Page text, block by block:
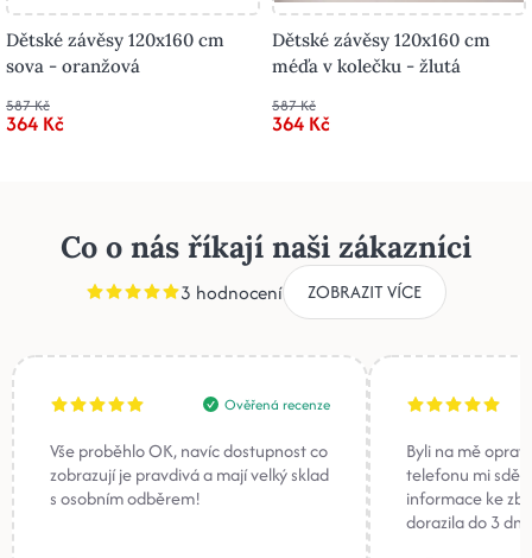
Dětské závěsy 120x160 cm
sova - oranžová
587 Kč
364 Kč
Dětské závěsy 120x160 cm
méďa v kolečku - žlutá
587 Kč
364 Kč
Co o nás říkají naši zákazníci
3 hodnocení ZOBRAZIT VÍCE
Ověřená recenze
Vše proběhlo OK, navíc dostupnost co
zobrazují je pravdivá a mají velký sklad
s osobním odběrem!
Byli na mě
telefonu mi
informace ke
dorazila do 3